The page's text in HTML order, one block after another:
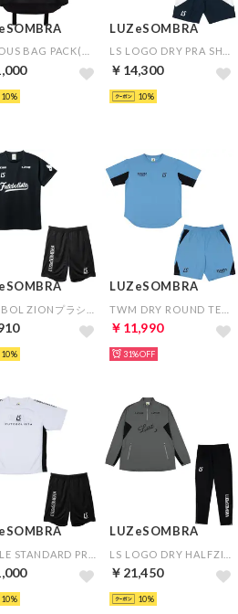
10
LUZeSOMBRA
￥14,300
10
10
LUZeSOMBRA
￥11,990
31%
10
LUZeSOMBRA
￥21,450
10